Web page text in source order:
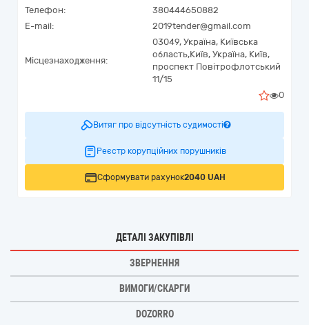
Телефон:
380444650882
E-mail:
2019tender@gmail.com
Місцезнаходження:
03049, Україна, Київська
область,Київ, Україна, Київ,
проспект Повітрофлотський
11/15
0
Витяг про відсутність судимості
Реєстр корупційних порушників
Сформувати рахунок2040 UAH
ДЕТАЛІ ЗАКУПІВЛІ
ЗВЕРНЕННЯ
ВИМОГИ/СКАРГИ
DOZORRO